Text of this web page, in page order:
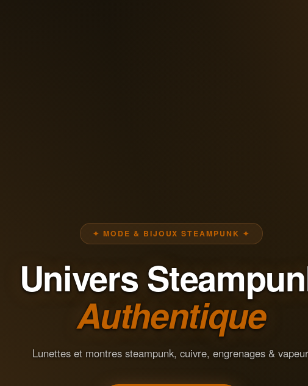
✦ MODE & BIJOUX STEAMPUNK ✦
Univers
Authentique
Lunettes et montres steampunk, cuivre, engrenages &